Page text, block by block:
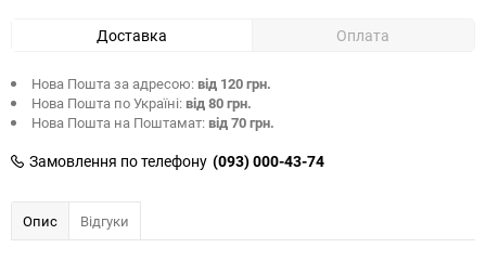
Доставка Оплата
Нова Пошта за адресою:від 120 грн.
Нова Пошта по Україні:від 80 грн.
Нова Пошта на Поштамат:від 70 грн.
Замовлення по телефону (093) 000-43-74
Опис Відгуки